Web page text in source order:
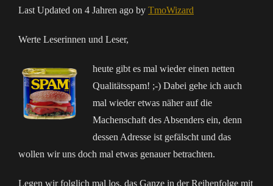
Last Updated on 4 Jahren ago by TmoWizard
Werte Leserinnen und Leser,
heute gibt es mal wieder einen netten
Qualitätsspam! ;-) Dabei gehe ich auch
mal wieder etwas näher auf die
Machenschaft des Absenders ein, denn
dessen Adresse ist gefälscht und das
wollen wir uns doch mal etwas genauer betrachten.
Legen wir folglich mal los, das Ganze in der Reihenfolge mit